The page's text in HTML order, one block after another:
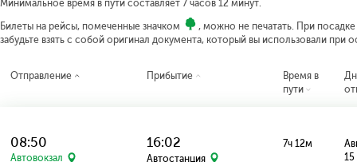
Минимальное время в пути составляет 7 часов 12 минут.
Билеты на рейсы, помеченные значком
, можно не печатать. При
забудьте взять с собой оригинал документа, который вы использовали при
Отправление Прибытие
Время в
пути
08:50
Автовокзал
16:02
Автостанция
7ч 12м
15